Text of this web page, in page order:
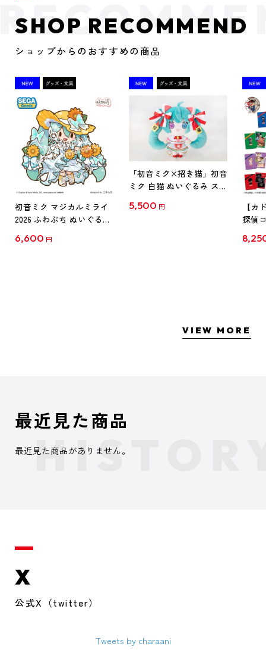
SHOP RECOMMEND
ショップからのおすすめの商品
初音ミク マジカルミライ
2026 ふわぷち ぬいぐるみ
6,600 円
「初音ミク×招き猫」初音
ミク 白猫 ぬいぐるみ スタ
5,500 円
【カ
探偵
クリ
VIEW MORE
最近見た商品
最近見た商品がありません。
X
公式X（twitter）
Tweets by charaani